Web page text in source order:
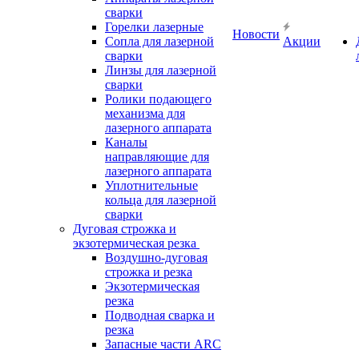
сварки
Горелки лазерные
Сопла для лазерной
сварки
Линзы для лазерной
сварки
Ролики подающего
механизма для
лазерного аппарата
Каналы
направляющие для
лазерного аппарата
Уплотнительные
кольца для лазерной
сварки
Дуговая строжка и
экзотермическая резка
Воздушно-дуговая
строжка и резка
Экзотермическая
резка
Подводная сварка и
резка
Запасные части ARC
Новости
Акции